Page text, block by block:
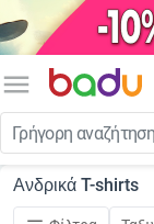
menu
Ανδρικά T-shirts